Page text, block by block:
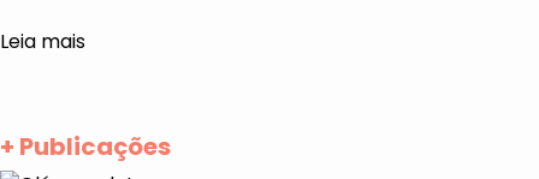
Leia mais
+ Publicações